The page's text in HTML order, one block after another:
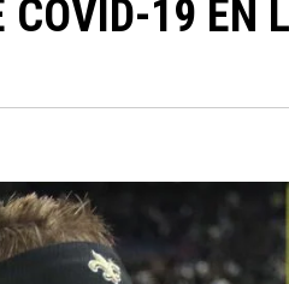
COVID-19 EN